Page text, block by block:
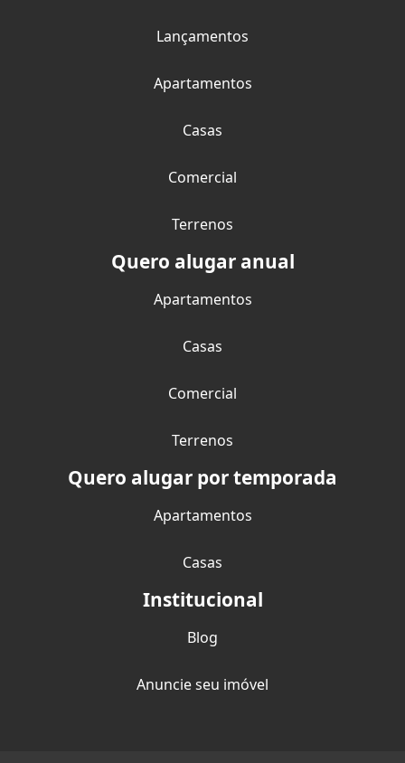
Lançamentos
Apartamentos
Casas
Comercial
Terrenos
Quero alugar anual
Apartamentos
Casas
Comercial
Terrenos
Quero alugar por temporada
Apartamentos
Casas
Institucional
Blog
Anuncie seu imóvel